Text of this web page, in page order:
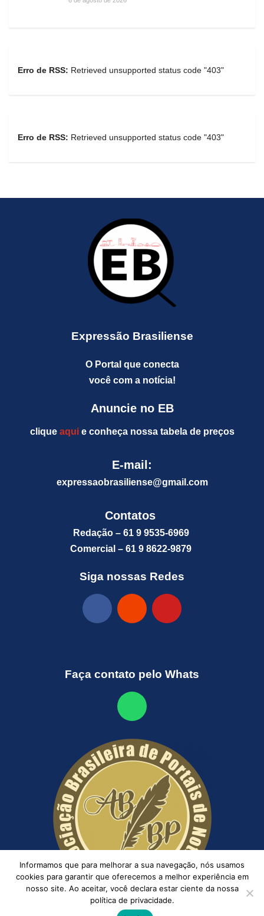
Erro de RSS: Retrieved unsupported status code "403"
Erro de RSS: Retrieved unsupported status code "403"
Expressão Brasiliense
O Portal que conecta
você com a notícia!
Anuncie no EB
clique aquie conheça nossa tabela de preços
E-mail:
expressaobrasiliense@gmail.com
Contatos
Redação – 61 9 9535-6969
Comercial – 61 9 8622-9879
Siga nossas Redes
Faça contato pelo Whats
Informamos que para melhorar a sua navegação, nós usamos
cookies para garantir que oferecemos a melhor experiência em
nosso site. Ao aceitar, você declara estar ciente da nossa
política de privacidade.